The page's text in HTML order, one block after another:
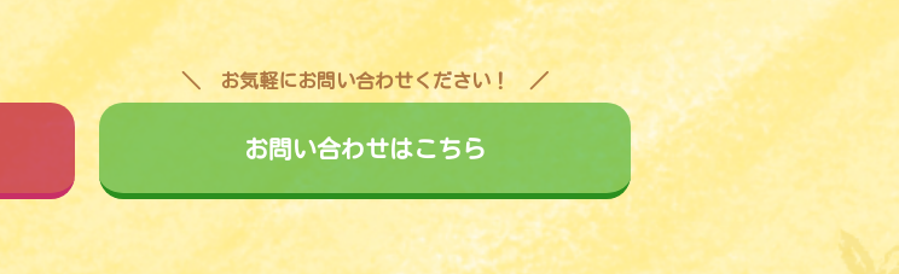
お気軽にお問い合わせください！
お問い合わせはこちら